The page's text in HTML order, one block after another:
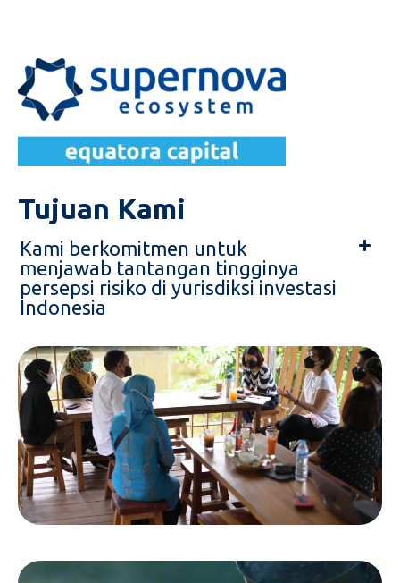
Tujuan Kami
Kami berkomitmen untuk
menjawab tantangan tingginya
persepsi risiko di yurisdiksi investasi
Indonesia